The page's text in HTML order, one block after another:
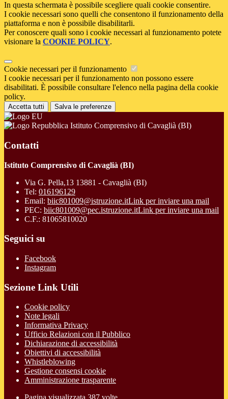
In questa schermata è possibile scegliere quali cookie consentire.
I cookie necessari sono quelli che consentono il funzionamento della
piattaforma e non è possibile disabilitarli.
Per conoscere quali sono i cookie necessari al funzionamento potete
visionare la COOKIE POLICY.
Cookie necessari per il funzionamento
I cookie necessari per il funzionamento non possono essere
disabilitati. È possibile consultare l'elenco nella pagina della cookie
policy.
Accetta tutti Salva le preferenze
Istituto Comprensivo di Cavaglià (BI)
Contatti
Istituto Comprensivo di Cavaglià (BI)
Via G. Pella,13 13881 - Cavaglià (BI)
Tel: 016196129
Email: biic801009@istruzione.itLink per inviare una mail
PEC: biic801009@pec.istruzione.itLink per inviare una mail
C.F.: 81065810020
Seguici su
Facebook
Instagram
Sezione Link Utili
Cookie policy
Note legali
Informativa Privacy
Ufficio Relazioni con il Pubblico
Dichiarazione di accessibilità
Obiettivi di accessibilità
Whistleblowing
Gestione consensi cookie
Amministrazione trasparente